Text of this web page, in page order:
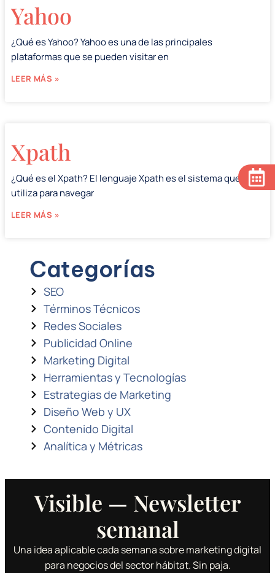
Yahoo
¿Qué es Yahoo? Yahoo es una de las principales
plataformas que se pueden visitar en
LEER MÁS »
Xpath
¿Qué es el Xpath? El lenguaje Xpath es el sistema que se
utiliza para navegar
LEER MÁS »
Categorías
SEO
Términos Técnicos
Redes Sociales
Publicidad Online
Marketing Digital
Herramientas y Tecnologías
Estrategias de Marketing
Diseño Web y UX
Contenido Digital
Analítica y Métricas
Visible — Newsletter
semanal
Una idea aplicable cada semana sobre marketing digital
para negocios del sector hábitat. Sin paja.